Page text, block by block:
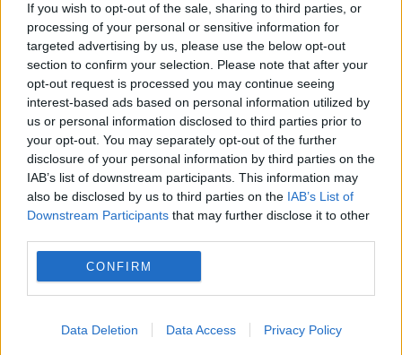
If you wish to opt-out of the sale, sharing to third parties, or
processing of your personal or sensitive information for
targeted advertising by us, please use the below opt-out
section to confirm your selection. Please note that after your
opt-out request is processed you may continue seeing
interest-based ads based on personal information utilized by
us or personal information disclosed to third parties prior to
your opt-out. You may separately opt-out of the further
disclosure of your personal information by third parties on the
IAB’s list of downstream participants. This information may
also be disclosed by us to third parties on the IAB’s List of
Downstream Participants that may further disclose it to other
CONFIRM
Data Deletion Data Access Privacy Policy
POLITICA
Legea biodiversității a trecut de Comisia
Juridică și de Mediu. Tensiuni între AUR și